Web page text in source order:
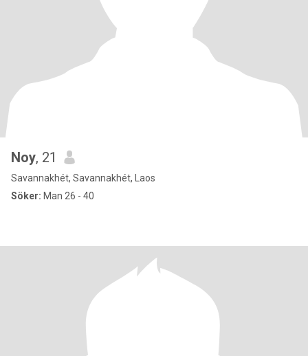
Noy, 21
Savannakhét, Savannakhét, Laos
Söker: Man 26 - 40